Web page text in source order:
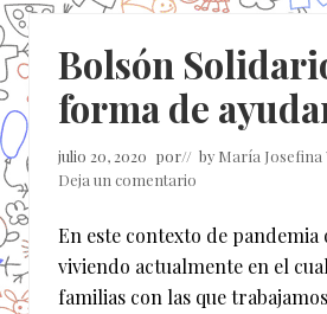
Bolsón
forma de
julio 20, 2020 por// by María Josefina
Deja un comentario
En este contexto de pandemia
viviendo actualmente en el
familias con las que